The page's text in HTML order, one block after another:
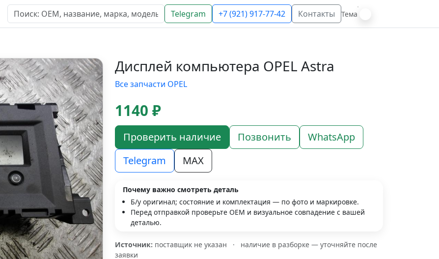
Telegram +7 (921) 917-77-42 Контакты Тема
Дисплей компьютера OPEL Astra
Все запчасти OPEL
1140 ₽
Проверить наличие Позвонить
WhatsApp
Telegram
MAX
Почему важно смотреть деталь
Б/у оригинал; состояние и комплектация — по фото и маркировке.
Перед отправкой проверьте OEM и визуальное совпадение с вашей
деталью.
Источник: поставщик не указан ·
наличие в разборке — уточняйте после
заявки